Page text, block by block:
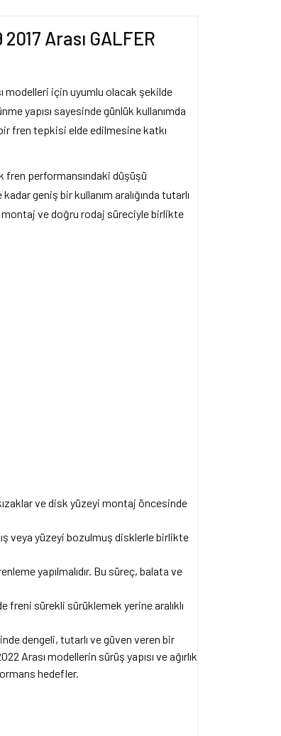
Arası GALFER
modelleri için uyumlu olacak şekilde
yapısı sayesinde günlük kullanımda
fren tepkisi elde edilmesine katkı
fren performansındaki düşüşü
geniş bir kullanım aralığında tutarlı
montaj ve doğru rodaj süreciyle birlikte
ve disk yüzeyi montaj öncesinde
veya yüzeyi bozulmuş disklerle birlikte
yapılmalıdır. Bu süreç, balata ve
freni sürekli sürüklemek yerine aralıklı
dengeli, tutarlı ve güven veren bir
Arası modellerin sürüş yapısı ve ağırlık
hedefler.